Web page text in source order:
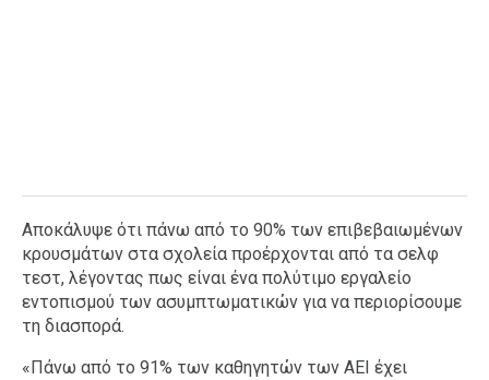
Αποκάλυψε ότι πάνω από το 90% των επιβεβαιωμένων
κρουσμάτων στα σχολεία προέρχονται από τα σελφ
τεστ, λέγοντας πως είναι ένα πολύτιμο εργαλείο
εντοπισμού των ασυμπτωματικών για να περιορίσουμε
τη διασπορά.
«Πάνω από το 91% των καθηγητών των ΑΕΙ έχει